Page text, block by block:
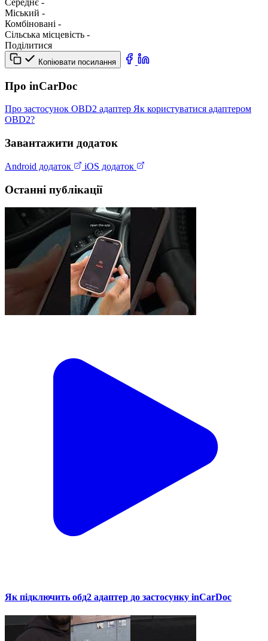
Середнє -
Міський -
Комбіновані -
Сільська місцевість -
Поділитися
Копіювати посилання
Про inCarDoc
Про застосунок OBD2 адаптер Як користуватися адаптером
OBD2?
Завантажити додаток
Android додаток iOS додаток
Останні публікації
Як підключить обд2 адаптер до застосунку inCarDoc